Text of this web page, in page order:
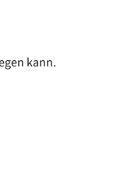
kann.